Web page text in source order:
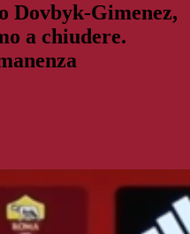
Dovbyk-Gimenez,
a chiudere.